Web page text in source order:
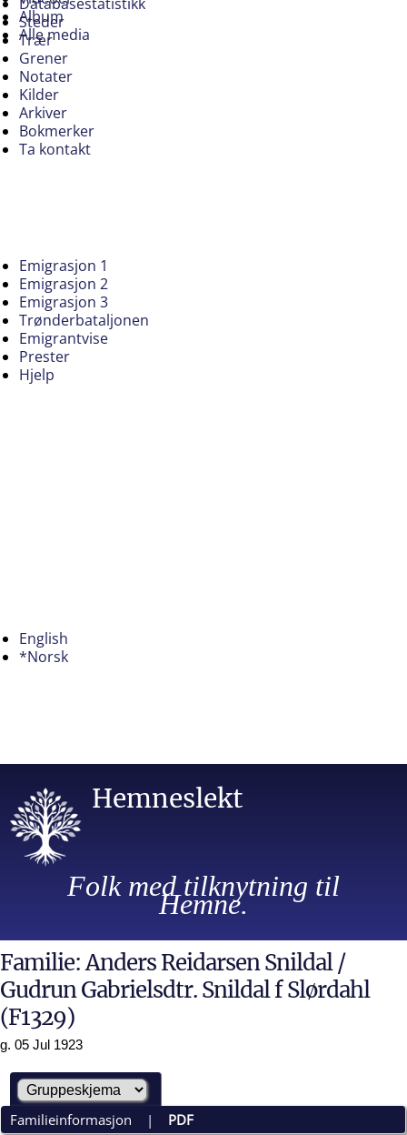
Album
Alle media
Steder
Trær
Grener
Notater
Kilder
Arkiver
Bokmerker
Ta kontakt
Emigrasjon 1
Emigrasjon 2
Emigrasjon 3
Trønderbataljonen
Emigrantvise
Prester
Hjelp
English
*Norsk
Hemneslekt
Folk med tilknytning til
Hemne.
Familie: Anders Reidarsen Snildal /
Gudrun Gabrielsdtr. Snildal f Slørdahl
(F1329)
g. 05 Jul 1923
Familieinformasjon | PDF